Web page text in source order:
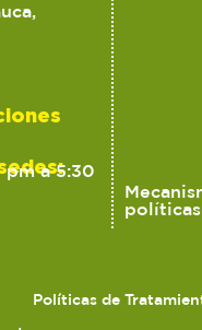
pm a 5:30
políticas
Políticas de